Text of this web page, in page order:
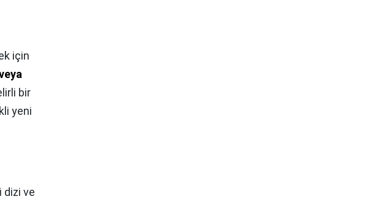
için
bir
yeni
dizi ve